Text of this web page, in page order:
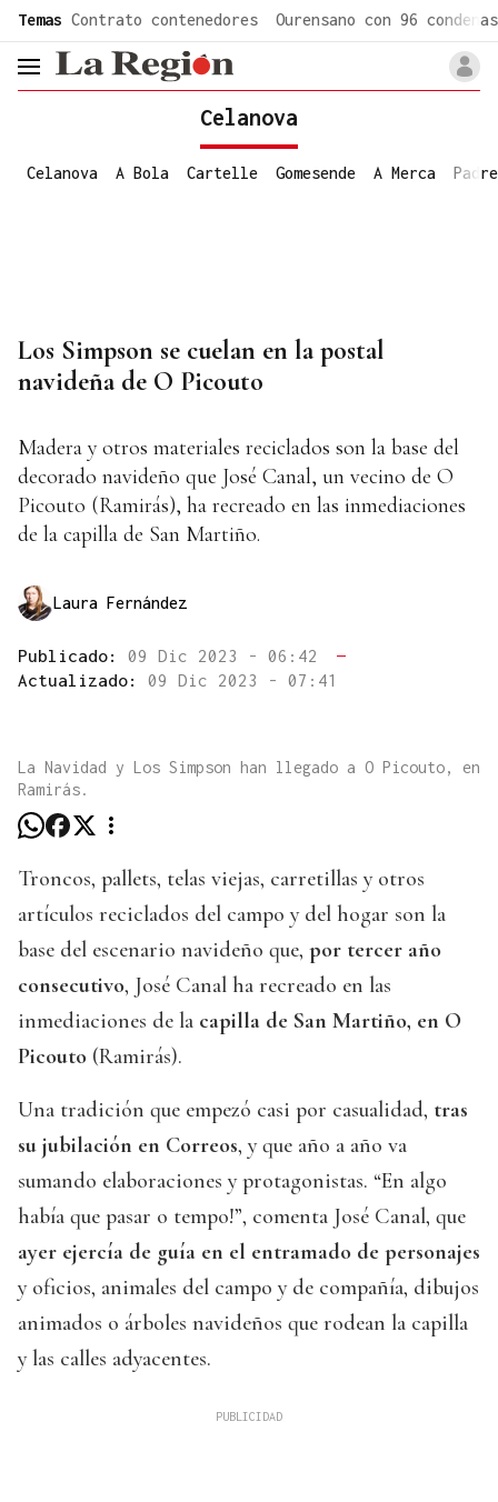
Temas Contrato contenedores Ourensano con 96 condenas
header.menu.open
Celanova
Celanova A Bola Cartelle Gomesende A Merca
Los Simpson se cuelan en la postal
navideña de O Picouto
Madera y otros materiales reciclados son la base del
decorado navideño que José Canal, un vecino de O
Picouto (Ramirás), ha recreado en las inmediaciones
de la capilla de San Martiño.
Laura Fernández
Publicado: 09 Dic 2023 - 06:42
—
Actualizado: 09 Dic 2023 - 07:41
La Navidad y Los Simpson han llegado a O Picouto, en
Ramirás.
Troncos, pallets, telas viejas, carretillas y otros
artículos reciclados del campo y del hogar son la
base del escenario navideño que, por tercer año
consecutivo, José Canal ha recreado en las
inmediaciones de la capilla de San Martiño, en O
Picouto (Ramirás).
Una tradición que empezó casi por casualidad, tras
su jubilación en Correos, y que año a año va
sumando elaboraciones y protagonistas. “En algo
había que pasar o tempo!”, comenta José Canal, que
ayer ejercía de guía en el entramado de personajes
y oficios, animales del campo y de compañía, dibujos
animados o árboles navideños que rodean la capilla
y las calles adyacentes.